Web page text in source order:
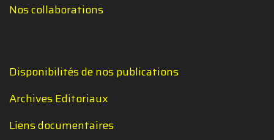
Nos collaborations
Disponibilités de nos publications
Archives Editoriaux
Liens documentaires